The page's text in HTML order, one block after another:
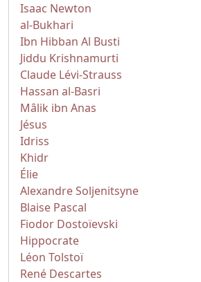
Isaac Newton
al-Bukhari
Ibn Hibban Al Busti
Jiddu Krishnamurti
Claude Lévi-Strauss
Hassan al-Basri
Mâlik ibn Anas
Jésus
Idriss
Khidr
Élie
Alexandre Soljenitsyne
Blaise Pascal
Fiodor Dostoïevski
Hippocrate
Léon Tolstoï
René Descartes